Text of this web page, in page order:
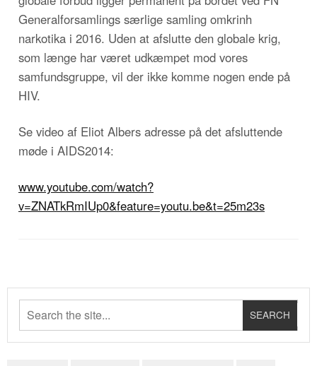
Generalforsamlings særlige samling omkrinh
narkotika i 2016. Uden at afslutte den globale krig,
som længe har været udkæmpet mod vores
samfundsgruppe, vil der ikke komme nogen ende på
HIV.
Se video af Eliot Albers adresse på det afsluttende
møde i AIDS2014:
www.youtube.com/watch?
v=ZNATkRmIUp0&feature=youtu.be&t=25m23s